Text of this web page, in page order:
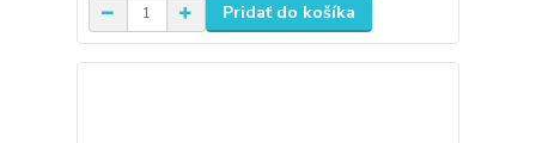
Pridať do košíka